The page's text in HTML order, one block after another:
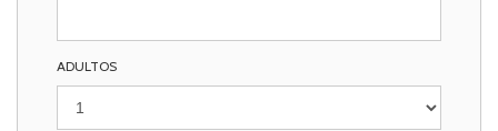
ADULTOS